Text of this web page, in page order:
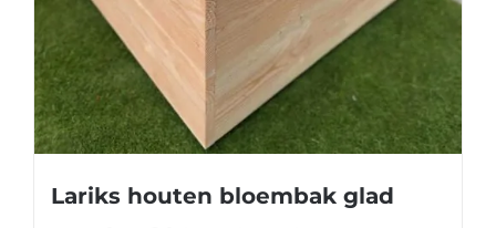
Lariks houten bloembak glad